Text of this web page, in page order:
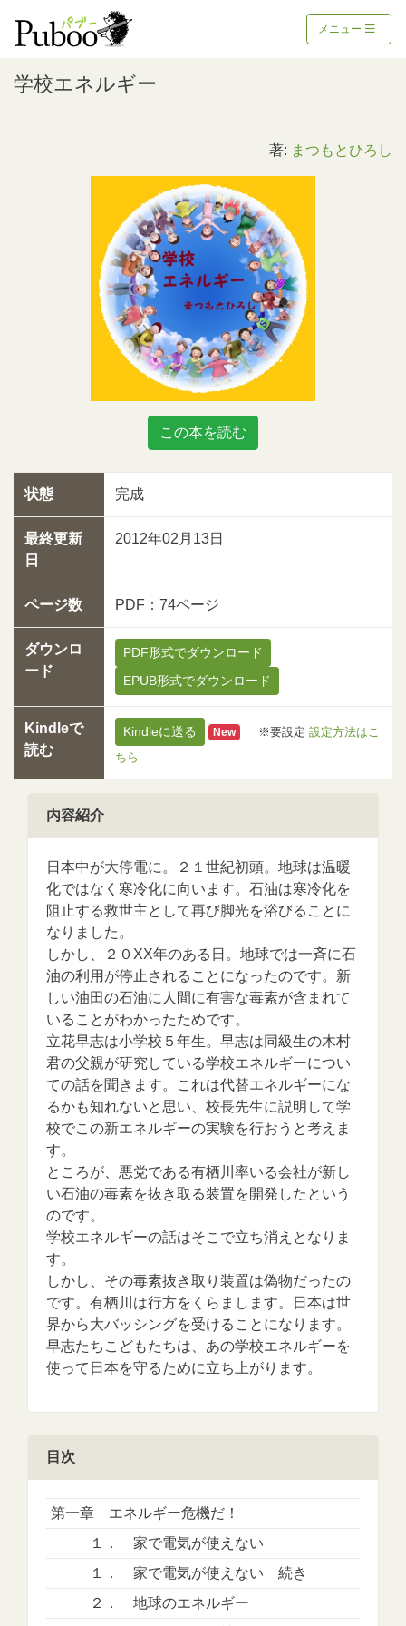
メニュー
学校エネルギー
著: まつもとひろし
この本を読む
状態 完成
最終更新
日
2012年02月13日
ページ数 PDF：74ページ
ダウンロ
ード
PDF形式でダウンロード
EPUB形式でダウンロード
Kindleで
読む
Kindleに送る New ※要設定 設定方法はこ
ちら
内容紹介
日本中が大停電に。２１世紀初頭。地球は温暖
化ではなく寒冷化に向います。石油は寒冷化を
阻止する救世主として再び脚光を浴びることに
なりました。
しかし、２０XX年のある日。地球では一斉に石
油の利用が停止されることになったのです。新
しい油田の石油に人間に有害な毒素が含まれて
いることがわかったためです。
立花早志は小学校５年生。早志は同級生の木村
君の父親が研究している学校エネルギーについ
ての話を聞きます。これは代替エネルギーにな
るかも知れないと思い、校長先生に説明して学
校でこの新エネルギーの実験を行おうと考えま
す。
ところが、悪党である有栖川率いる会社が新し
い石油の毒素を抜き取る装置を開発したという
のです。
学校エネルギーの話はそこで立ち消えとなりま
す。
しかし、その毒素抜き取り装置は偽物だったの
です。有栖川は行方をくらまします。日本は世
界から大バッシングを受けることになります。
早志たちこどもたちは、あの学校エネルギーを
使って日本を守るために立ち上がります。
目次
第一章 エネルギー危機だ！
１． 家で電気が使えない
１． 家で電気が使えない 続き
２． 地球のエネルギー